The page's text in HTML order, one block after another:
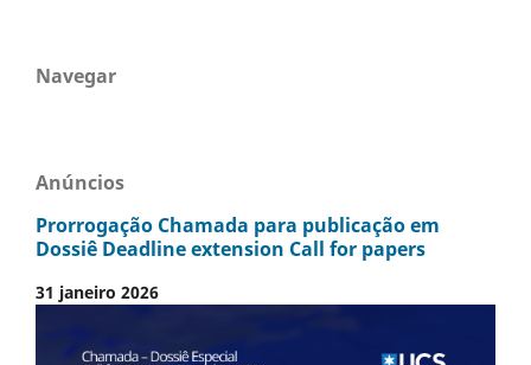
Navegar
Anúncios
Prorrogação Chamada para publicação em
Dossiê Deadline extension Call for papers
31 janeiro 2026